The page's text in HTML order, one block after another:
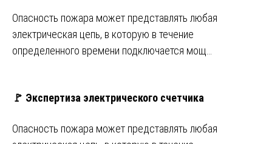
Опасность пожара может представлять любая
электрическая цепь, в которую в течение
определенного времени подключается мощ…
🚩 Экспертиза электрического счетчика
Опасность пожара может представлять любая